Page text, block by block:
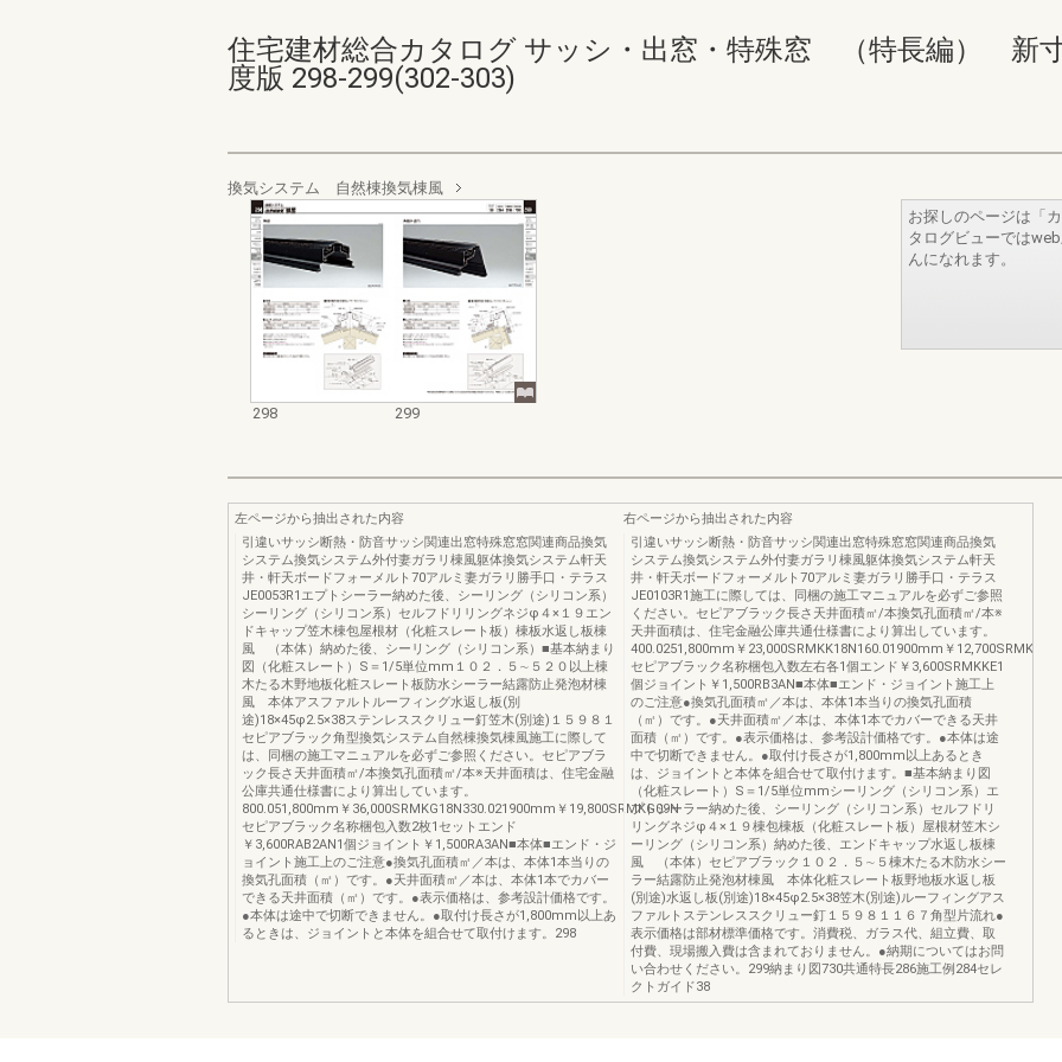
住宅建材総合カタログ サッシ・出窓・特殊窓 （特長編） 新
度版 298-299(302-303)
換気システム 自然棟換気棟風
298 299
お探しのページは「
タログビューでは
んになれます。
左ページから抽出された内容
引違いサッシ断熱・防音サッシ関連出窓特殊窓窓関連商品換気
システム換気システム外付妻ガラリ棟風躯体換気システム軒天
井・軒天ボードフォーメルト70アルミ妻ガラリ勝手口・テラス
JE0053R1エプトシーラー納めた後、シーリング（シリコン系）
シーリング（シリコン系）セルフドリリングネジφ４×１９エン
ドキャップ笠木棟包屋根材（化粧スレート板）棟板水返し板棟
風 （本体）納めた後、シーリング（シリコン系）■基本納まり
図（化粧スレート）S＝1/5単位mm１０２．５∼５２０以上棟
木たる木野地板化粧スレート板防水シーラー結露防止発泡材棟
風 本体アスファルトルーフィング水返し板(別
途)18×45φ2.5×38ステンレススクリュー釘笠木(別途)１５９８１
セピアブラック角型換気システム自然棟換気棟風施工に際して
は、同梱の施工マニュアルを必ずご参照ください。セピアブラ
ック長さ天井面積㎡/本換気孔面積㎡/本※天井面積は、住宅金融
公庫共通仕様書により算出しています。
800.051,800mm￥36,000SRMKG18N330.021900mm￥19,800SRMKG09N
セピアブラック名称梱包入数2枚1セットエンド
￥3,600RAB2AN1個ジョイント￥1,500RA3AN■本体■エンド・ジ
ョイント施工上のご注意●換気孔面積㎡／本は、本体1本当りの
換気孔面積（㎡）です。●天井面積㎡／本は、本体1本でカバー
できる天井面積（㎡）です。●表示価格は、参考設計価格です。
●本体は途中で切断できません。●取付け長さが1,800mm以上あ
るときは、ジョイントと本体を組合せて取付けます。298
右ページから抽出された内容
引違いサッシ断熱・防音サッシ関連出窓特殊窓窓関連商品換気
システム換気システム外付妻ガラリ棟風躯体換気システム軒天
井・軒天ボードフォーメルト70アルミ妻ガラリ勝手口・テラス
JE0103R1施工に際しては、同梱の施工マニュアルを必ずご参照
ください。セピアブラック長さ天井面積㎡/本換気孔面積㎡/本※
天井面積は、住宅金融公庫共通仕様書により算出しています。
400.0251,800mm￥23,000SRMKK18N160.01900mm￥
セピアブラック名称梱包入数左右各1個エンド￥3,600SRMKKE1
個ジョイント￥1,500RB3AN■本体■エンド・ジョイント施工上
のご注意●換気孔面積㎡／本は、本体1本当りの換気孔面積
（㎡）です。●天井面積㎡／本は、本体1本でカバーできる天井
面積（㎡）です。●表示価格は、参考設計価格です。●本体は途
中で切断できません。●取付け長さが1,800mm以上あるとき
は、ジョイントと本体を組合せて取付けます。■基本納まり図
（化粧スレート）S＝1/5単位mmシーリング（シリコン系）エ
プトシーラー納めた後、シーリング（シリコン系）セルフドリ
リングネジφ４×１９棟包棟板（化粧スレート板）屋根材笠木シ
ーリング（シリコン系）納めた後、エンドキャップ水返し板棟
風 （本体）セピアブラック１０２．５∼５棟木たる木防水シー
ラー結露防止発泡材棟風 本体化粧スレート板野地板水返し板
(別途)水返し板(別途)18×45φ2.5×38笠木(別途)ルーフィングアス
ファルトステンレススクリュー釘１５９８１１６７角型片流れ●
表示価格は部材標準価格です。消費税、ガラス代、組立費、取
付費、現場搬入費は含まれておりません。●納期についてはお問
い合わせください。299納まり図730共通特長286施工例284セレ
クトガイド38